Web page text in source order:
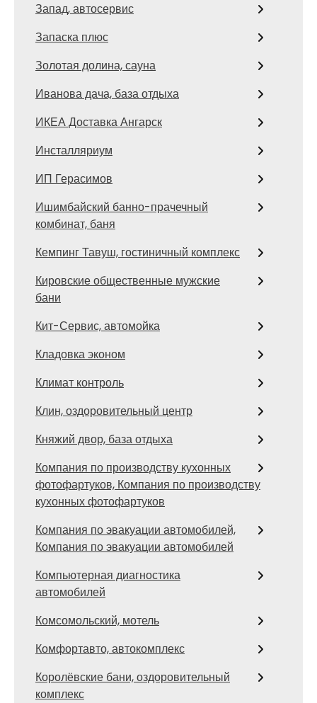
Запад, автосервис
Запаска плюс
Золотая долина, сауна
Иванова дача, база отдыха
ИКЕА Доставка Ангарск
Инсталляриум
ИП Герасимов
Ишимбайский банно-прачечный
комбинат, баня
Кемпинг Тавуш, гостиничный комплекс
Кировские общественные мужские
бани
Кит-Сервис, автомойка
Кладовка эконом
Климат контроль
Клин, оздоровительный центр
Княжий двор, база отдыха
Компания по производству кухонных
фотофартуков, Компания по производству
кухонных фотофартуков
Компания по эвакуации автомобилей,
Компания по эвакуации автомобилей
Компьютерная диагностика
автомобилей
Комсомольский, мотель
Комфортавто, автокомплекс
Королёвские бани, оздоровительный
комплекс